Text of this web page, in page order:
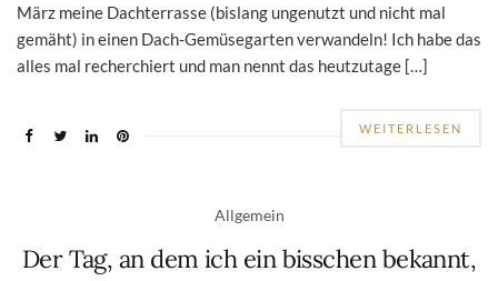
März meine Dachterrasse (bislang ungenutzt und nicht mal
gemäht) in einen Dach-Gemüsegarten verwandeln! Ich habe das
alles mal recherchiert und man nennt das heutzutage […]
WEITERLESEN
Allgemein
Der Tag, an dem ich ein bisschen bekannt,